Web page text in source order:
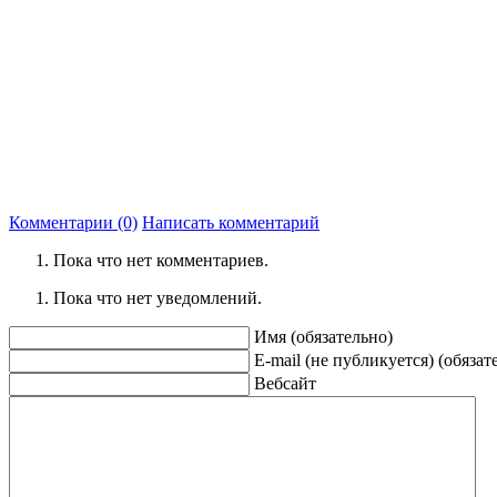
Комментарии (0) Написать комментарий
Пока что нет комментариев.
Пока что нет уведомлений.
Имя (обязательно)
E-mail (не публикуется)
Вебсайт